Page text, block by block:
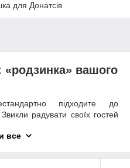
для Донатсів
вашого
підходите до
радувати своїх гостей
все